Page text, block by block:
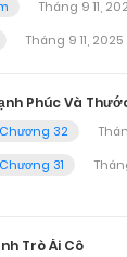
Tháng 9 11,
Tháng 9 11, 2025
Phúc Và
Chương 32
Chương 31
Trò Ái Cô